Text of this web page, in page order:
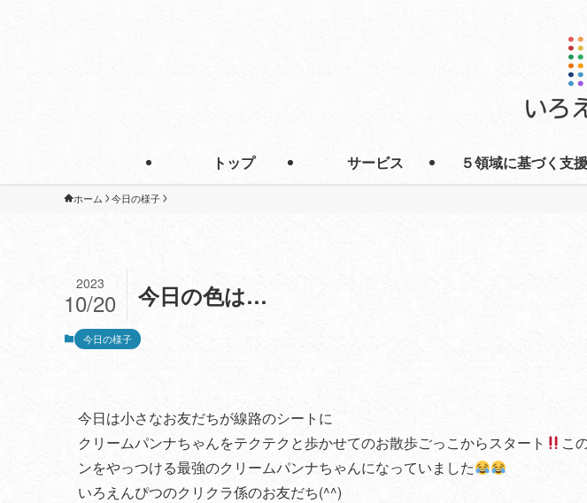
トップ サービス ５領域に基づく支援
ホーム 今日の様子
今日の色は…
2023
10/20
今日の様子
今日は小さなお友だちが線路のシートに
クリームパンナちゃんをテクテクと歩かせてのお散歩ごっこからスタート
こ
ンをやっつける最強のクリームパンナちゃんになっていました
いろえんぴつのクリクラ係のお友だち(^^)